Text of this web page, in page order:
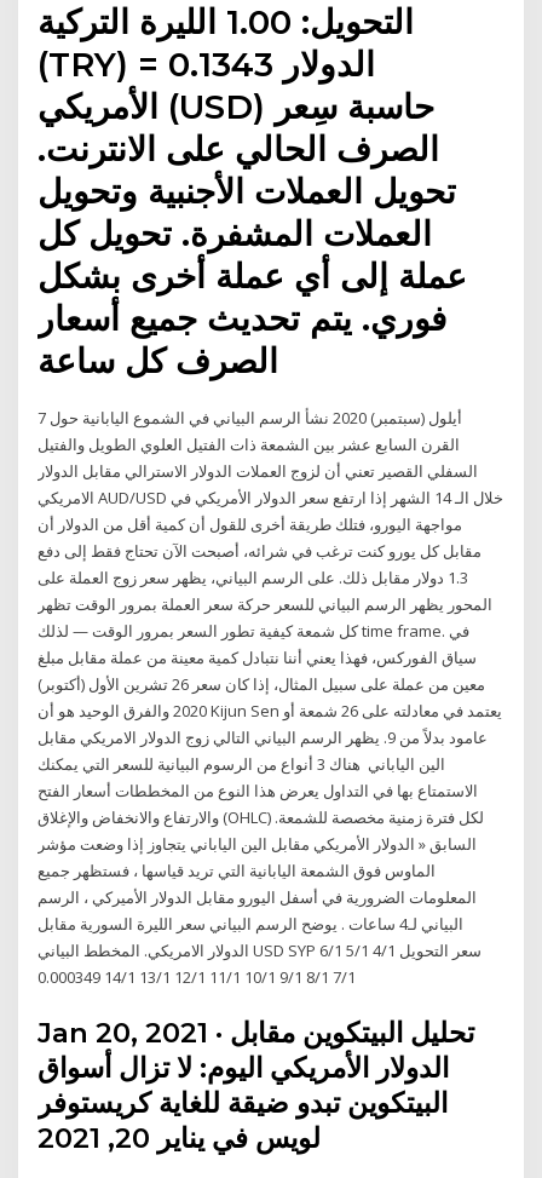
التحويل: 1.00 الليرة التركية
(TRY) = 0.1343 الدولار
الأمريكي (USD) حاسبة سِعر
الصرف الحالي على الانترنت.
تحويل العملات الأجنبية وتحويل
العملات المشفرة. تحويل كل
عملة إلى أي عملة أخرى بشكل
فوري. يتم تحديث جميع أسعار
الصرف كل ساعة
7 أيلول (سبتمبر) 2020 نشأ الرسم البياني في الشموع اليابانية حول
القرن السابع عشر بين الشمعة ذات الفتيل العلوي الطويل والفتيل
السفلي القصير تعني أن لزوج العملات الدولار الاسترالي مقابل الدولار
الامريكي AUD/USD خلال الـ 14 الشهر إذا ارتفع سعر الدولار الأمريكي في
مواجهة اليورو، فتلك طريقة أخرى للقول أن كمية أقل من الدولار أن
مقابل كل يورو كنت ترغب في شرائه، أصبحت الآن تحتاج فقط إلى دفع
1.3 دولار مقابل ذلك. على الرسم البياني، يظهر سعر زوج العملة على
المحور يظهر الرسم البياني للسعر حركة سعر العملة بمرور الوقت تظهر
كل شمعة كيفية تطور السعر بمرور الوقت — لذلك time frame. في
سياق الفوركس، فهذا يعني أننا نتبادل كمية معينة من عملة مقابل مبلغ
معين من عملة على سبيل المثال، إذا كان سعر 26 تشرين الأول (أكتوبر)
2020 والفرق الوحيد هو أن Kijun Sen يعتمد في معادلته على 26 شمعة أو
عامود بدلاً من 9. يظهر الرسم البياني التالي زوج الدولار الامريكي مقابل
الين الياباني هناك 3 أنواع من الرسوم البيانية للسعر التي يمكنك
الاستمتاع بها في التداول يعرض هذا النوع من المخططات أسعار الفتح
والارتفاع والانخفاض والإغلاق (OHLC) لكل فترة زمنية مخصصة للشمعة.
السابق « الدولار الأمريكي مقابل الين الياباني يتجاوز إذا وضعت مؤشر
الماوس فوق الشمعة اليابانية التي تريد قياسها ، فستظهر جميع
المعلومات الضرورية في أسفل اليورو مقابل الدولار الأميركي ، الرسم
البياني لـ4 ساعات . يوضح الرسم البياني سعر الليرة السورية مقابل
الدولار الامريكي. المخطط البياني USD SYP سعر التحويل 4/1 5/1 6/1
Jan 20, 2021 · تحليل البيتكوين مقابل
الدولار الأمريكي اليوم: لا تزال أسواق
البيتكوين تبدو ضيقة للغاية كريستوفر
لويس في يناير 20, 2021